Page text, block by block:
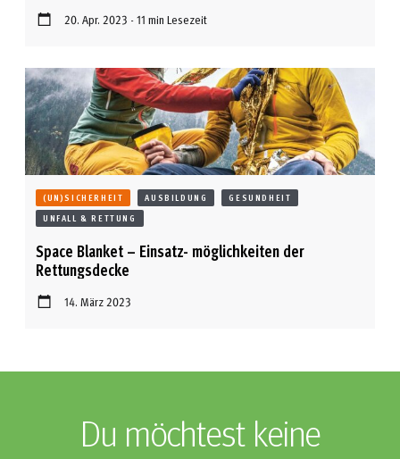
20. Apr. 2023 - 11 min Lesezeit
(UN)SICHERHEIT AUSBILDUNG
GESUNDHEIT
UNFALL & RETTUNG
Space Blanket – Einsatz- möglichkeiten der
Rettungsdecke
14. März 2023
Du möchtest keine